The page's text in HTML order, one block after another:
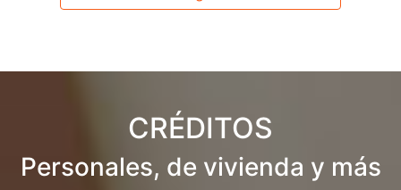
CRÉDITOS
Personales, de vivienda y más